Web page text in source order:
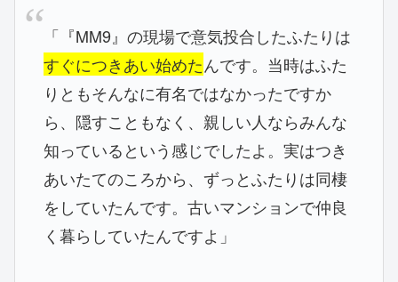
「『MM9』の現場で意気投合したふたりは
すぐにつきあい始めたんです。当時はふた
りともそんなに有名ではなかったですか
ら、隠すこともなく、親しい人ならみんな
知っているという感じでしたよ。実はつき
あいたてのころから、ずっとふたりは同棲
をしていたんです。古いマンションで仲良
く暮らしていたんですよ」